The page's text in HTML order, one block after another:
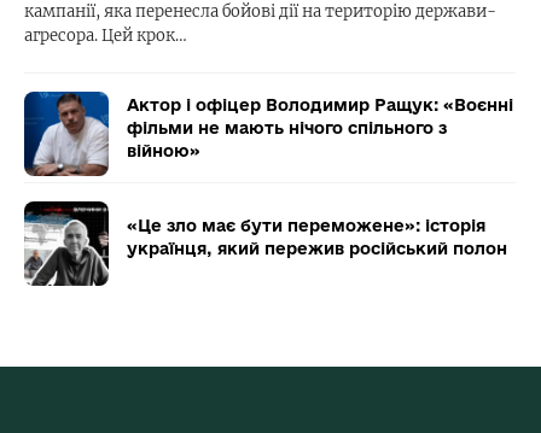
кампанії, яка перенесла бойові дії на територію держави-
агресора. Цей крок…
Актор і офіцер Володимир Ращук: «Воєнні
фільми не мають нічого спільного з
війною»
«Це зло має бути переможене»: історія
українця, який пережив російський полон